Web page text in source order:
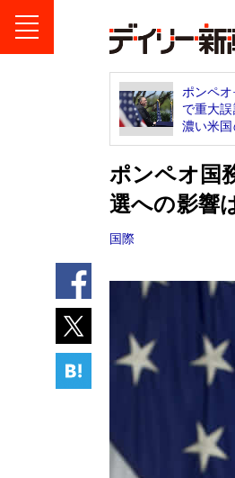
ポンペオ
で重大
濃い米国
ポンペオ国
選への影響
国際